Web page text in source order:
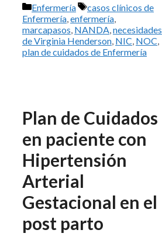
Categorías
Enfermería Etiquetas
casos clínicos de
Enfermería,enfermería,
marcapasos, NANDA,necesidades
de Virginia Henderson, NIC, NOC,
plan de cuidados de Enfermería
Plan de Cuidados
en paciente con
Hipertensión
Arterial
Gestacional en el
post parto